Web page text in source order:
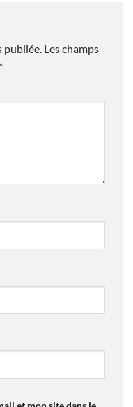
publiée. Les champs
*